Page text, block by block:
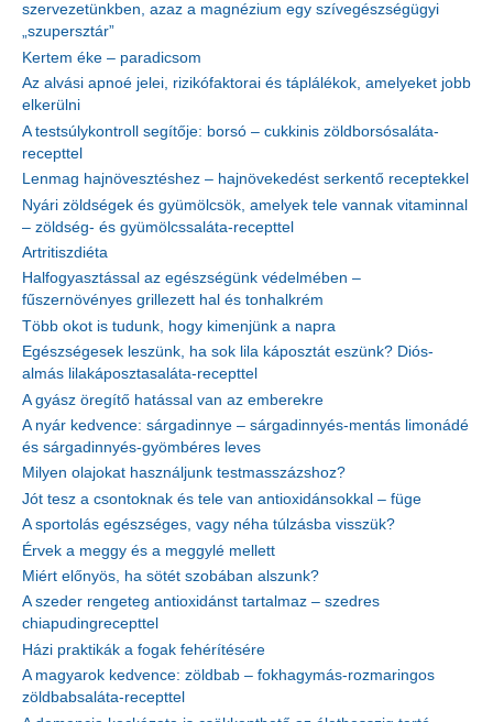
szervezetünkben, azaz a magnézium egy szívegészségügyi
„szupersztár”
Kertem éke – paradicsom
Az alvási apnoé jelei, rizikófaktorai és táplálékok, amelyeket jobb
elkerülni
A testsúlykontroll segítője: borsó – cukkinis zöldborsósaláta-
recepttel
Lenmag hajnövesztéshez – hajnövekedést serkentő receptekkel
Nyári zöldségek és gyümölcsök, amelyek tele vannak vitaminnal
– zöldség- és gyümölcssaláta-recepttel
Artritiszdiéta
Halfogyasztással az egészségünk védelmében –
fűszernövényes grillezett hal és tonhalkrém
Több okot is tudunk, hogy kimenjünk a napra
Egészségesek leszünk, ha sok lila káposztát eszünk? Diós-
almás lilakáposztasaláta-recepttel
A gyász öregítő hatással van az emberekre
A nyár kedvence: sárgadinnye – sárgadinnyés-mentás limonádé
és sárgadinnyés-gyömbéres leves
Milyen olajokat használjunk testmasszázshoz?
Jót tesz a csontoknak és tele van antioxidánsokkal – füge
A sportolás egészséges, vagy néha túlzásba visszük?
Érvek a meggy és a meggylé mellett
Miért előnyös, ha sötét szobában alszunk?
A szeder rengeteg antioxidánst tartalmaz – szedres
chiapudingrecepttel
Házi praktikák a fogak fehérítésére
A magyarok kedvence: zöldbab – fokhagymás-rozmaringos
zöldbabsaláta-recepttel